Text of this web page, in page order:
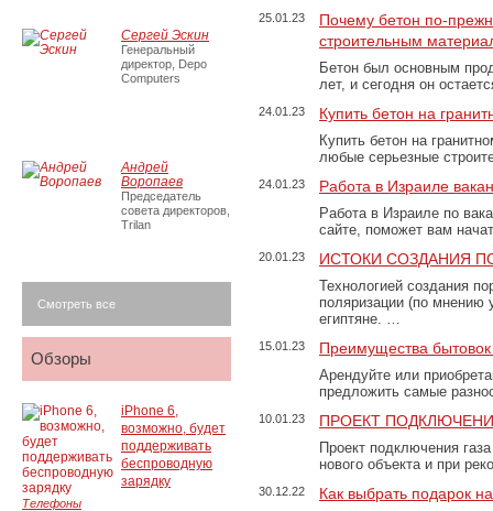
25.01.23
Почему бетон по-
строительным
Бетон был основным
лет, и сегодня он
24.01.23 Купить бетон на
Купить бетон на
любые серьезные
24.01.23 Работа в Израиле
Работа в Израиле по
сайте, поможет вам
20.01.23 ИСТОКИ СОЗДАНИЯ
Технологией создания
поляризации (по
египтяне. …
15.01.23 Преимущества
Арендуйте или
предложить самые
10.01.23 ПРОЕКТ
Проект подключения
нового объекта и при
30.12.22 Как выбрать подарок
Сергей Эскин
Генеральный
директор, Depo
Computers
Андрей
Воропаев
Председатель
совета директоров,
Trilan
Смотреть все
Обзоры
iPhone 6,
возможно, будет
поддерживать
беспроводную
зарядку
Телефоны